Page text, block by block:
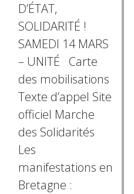
D’ÉTAT,
SOLIDARITÉ !
SAMEDI 14 MARS
– UNITÉ Carte
des mobilisations
Texte d’appel Site
officiel Marche
des Solidarités
Les
manifestations en
Bretagne :